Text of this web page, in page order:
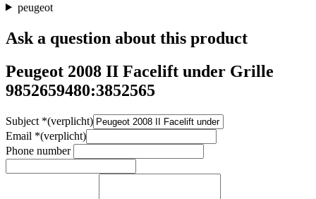
peugeot
Ask a question about this product
Peugeot 2008 II Facelift under Grille
9852659480:3852565
Subject *(verplicht)
Email *(verplicht)
Phone number